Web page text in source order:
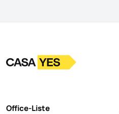
LogoZur Startseite
Office-Liste